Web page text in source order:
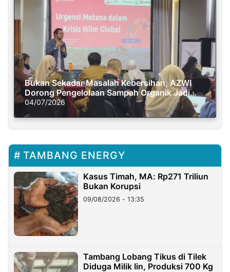
Bukan Sekadar Masalah Kebersihan, AZWI
Dorong Pengelolaan Sampah Organik Jadi
Solusi Krisis Iklim
04/07/2026
TAMBANG ENERGY
Kasus Timah, MA: Rp271 Triliun
Bukan Korupsi
09/08/2026 - 13:35
Tambang Lobang Tikus di Tilek
Diduga Milik Iin, Produksi 700 Kg